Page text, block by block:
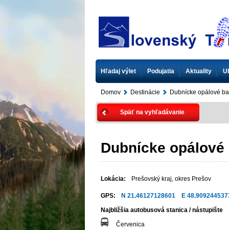
Hľadaj výlet Podujatia Aktuality
Domov Destinácie Dubnícke opálové
Späť na vyhľadávanie
Dubnícke opálové
Lokácia: Prešovský kraj okres Prešov
GPS:
N 21.46127128601 E
Najbližšia autobusová stanica / nástupište
Červenica